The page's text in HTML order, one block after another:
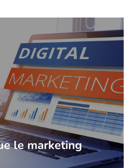
le marketing